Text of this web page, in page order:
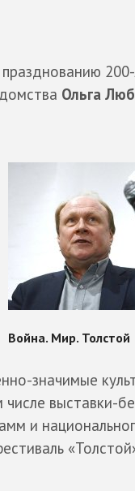
Ольга
значимые
выставки-
и